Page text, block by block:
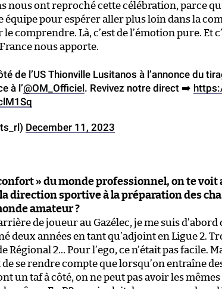
nous ont reproché cette célébration, parce
équipe pour espérer aller plus loin dans la
comprendre. Là, c’est de l’émotion pure. Et
nous apporte.
de l’US Thionville Lusitanos à l’annonce du
à l’@OM_Officiel. Revivez notre direct ➡️
December 11, 2023
» du monde professionnel, on te voit
la direction sportive à la préparation des
amateur ?
de joueur au Gazélec, je me suis d’abord
deux années en tant qu’adjoint en Ligue 2.
Régional 2… Pour l’ego, ce n’était pas facile.
se rendre compte que lorsqu’on entraîne
un taf à côté, on ne peut pas avoir les